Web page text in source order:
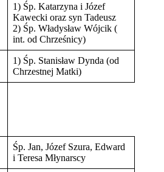
1) Śp. Katarzyna i Józef
Kawecki oraz syn Tadeusz
2) Śp. Władysław Wójcik (
int. od Chrześnicy)
1) Śp. Stanisław Dynda (od
Chrzestnej Matki)
Śp. Jan, Józef Szura, Edward
i Teresa Młynarscy